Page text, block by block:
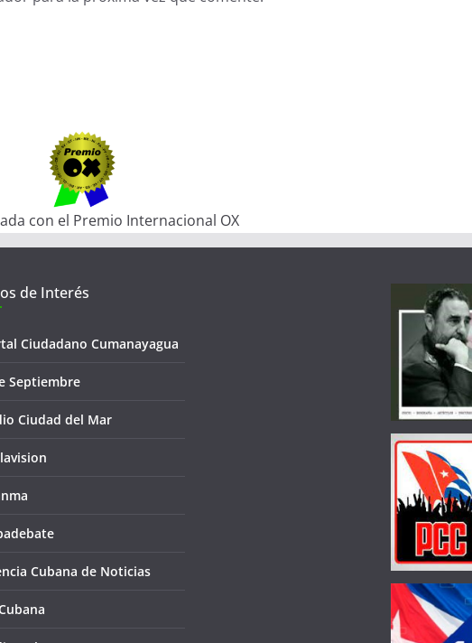
con el Premio Internacional OX
de Interés
Ciudadano Cumanayagua
Septiembre
Ciudad del Mar
Cubana de Noticias